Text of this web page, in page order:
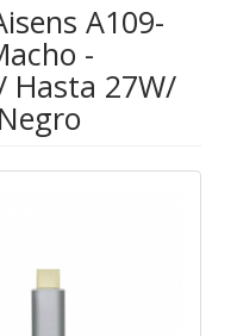
A109-
-
Hasta 27W/